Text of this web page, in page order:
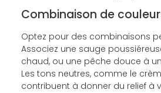
Combinaison de
Optez pour des combinaisons
Associez une sauge
chaud, ou une pêche douce à
Les tons neutres, comme le
contribuent à donner du relief à